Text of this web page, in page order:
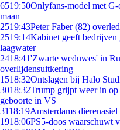
6519:50Onlyfans-model met
maan
2519:43Peter Faber (82)
2519:14Kabinet geeft bedrijven
laagwater
2418:41'Zwarte weduwes' in
overlijdensuitkering
1518:32Ontslagen bij Halo
3018:32Trump grijpt weer in op
geboorte in VS
3118:19Amsterdams
1918:06PS5-doos waarschuwt